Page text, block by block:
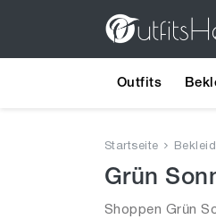
Outfits
Startseite
Grün
Shoppen Grün